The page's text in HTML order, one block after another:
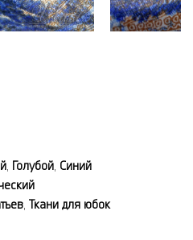
Голубой Синий
Ткани для юбок